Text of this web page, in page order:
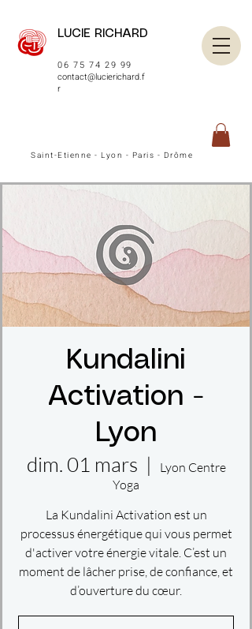
LUCIE RICHARD
06 75 74 29 99
contact@lucierichard.f
r
Saint-Etienne - Lyon - Paris - Drôme
Kundalini
Activation -
Lyon
dim. 01 mars
  |
Lyon Centre
Yoga
La Kundalini Activation est un
processus énergétique qui vous permet
d'activer votre énergie vitale. C’est un
moment de lâcher prise, de confiance, et
d’ouverture du cœur.